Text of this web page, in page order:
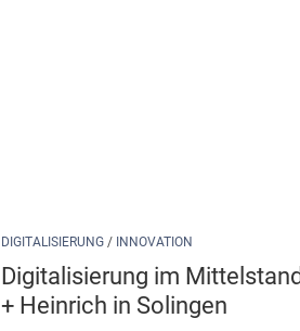
DIGITALISIERUNG / INNOVATION
Digitalisierung im
+ Heinrich in Solingen